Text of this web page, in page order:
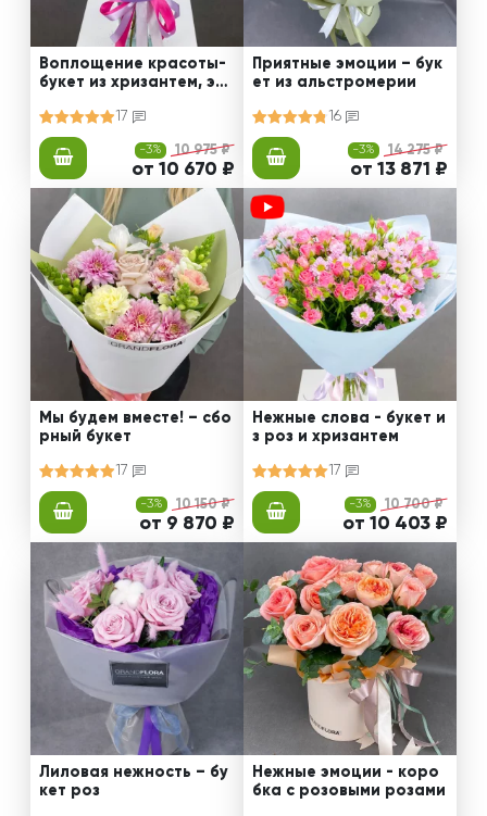
Воплощение красоты-
букет из хризантем, эус
17
-3% 10 975 ₽
от 10 670 ₽
Приятные эмоции – бук
ет из альстромерии
16
-3% 14 275 ₽
от 13 871 ₽
Мы будем вместе! – сбо
рный букет
17
-3% 10 150 ₽
от 9 870 ₽
Нежные слова - букет и
з роз и хризантем
17
-3% 10 700 ₽
от 10 403 ₽
Лиловая нежность – бу
кет роз
Нежные эмоции - коро
бка с розовыми розами